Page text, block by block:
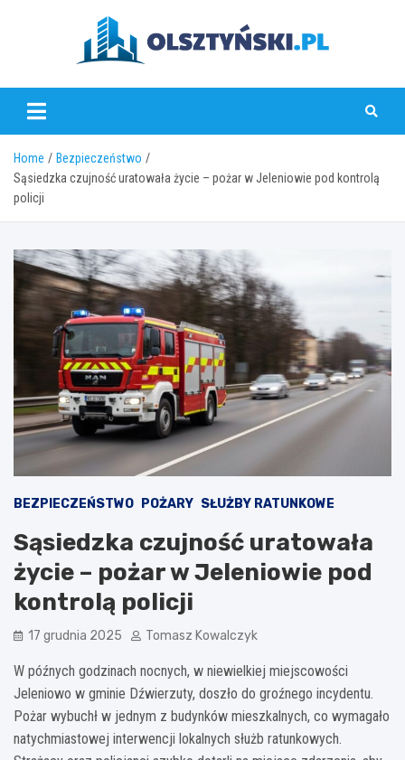
olsztynski.pl
Home
Bezpieczeństwo
Sąsiedzka czujność uratowała życie – pożar w Jeleniowie pod kontrolą
policji
BEZPIECZEŃSTWO POŻARY SŁUŻBY RATUNKOWE
Sąsiedzka czujność uratowała
życie – pożar w Jeleniowie pod
kontrolą policji
17 grudnia 2025 Tomasz Kowalczyk
W późnych godzinach nocnych, w niewielkiej miejscowości
Jeleniowo w gminie Dźwierzuty, doszło do groźnego incydentu.
Pożar wybuchł w jednym z budynków mieszkalnych, co wymagało
natychmiastowej interwencji lokalnych służb ratunkowych.